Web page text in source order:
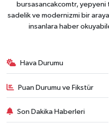
bursasancakcomtr, yepyeni
sadelik ve modernizmi bir
insanlara haber
Hava Durumu
Puan Durumu ve Fikstür
Son Dakika Haberleri